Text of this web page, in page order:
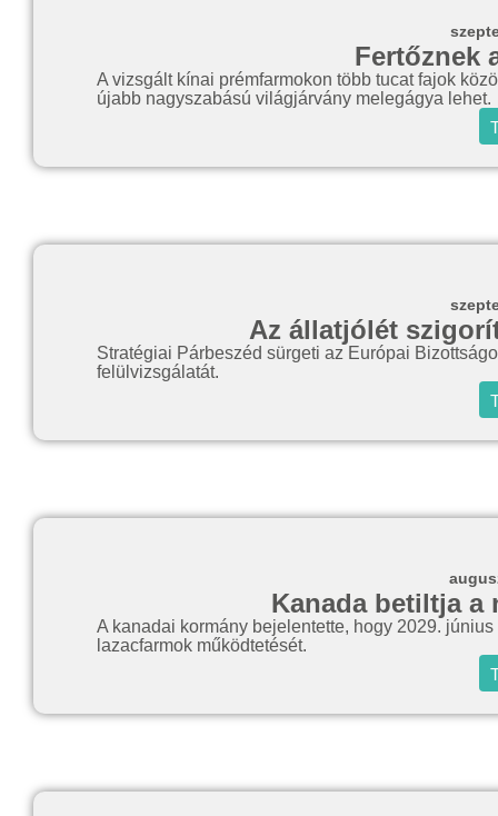
Fertőznek
A vizsgált kínai prémfarmokon több tucat fajok
újabb nagyszabású világjárvány melegágya lehet.
Az állatjólét
Stratégiai Párbeszéd sürgeti az Európai
felülvizsgálatát.
Kanada betiltja a
A kanadai kormány bejelentette, hogy 2029.
lazacfarmok működtetését.